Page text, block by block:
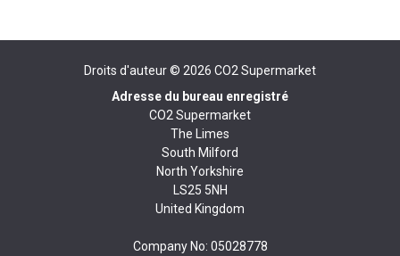
Droits d'auteur © 2026 CO2 Supermarket
Adresse du bureau enregistré
CO2 Supermarket
The Limes
South Milford
North Yorkshire
LS25 5NH
United Kingdom
Company No: 05028778